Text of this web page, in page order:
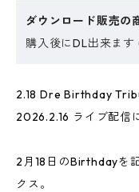
ダウンロード販売の
購入後にDL出来ます
2.18 Dre Birthday
2026.2.16 ライブ配信
2月18日のBirthdayを
クス。